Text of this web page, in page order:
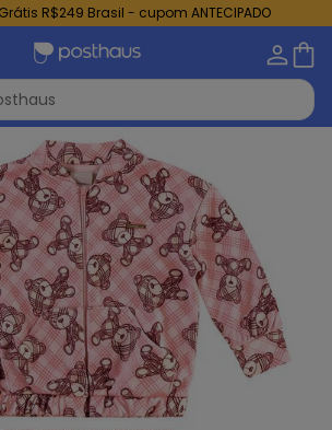
R$249 Brasil - cupom ANTECIPADO